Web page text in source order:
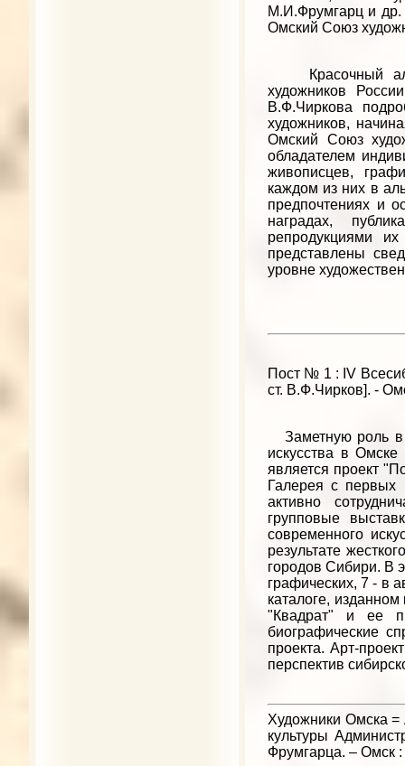
М.И.Фрумгарц и др.
Омский Союз
Красочный
художников
В.Ф.Чиркова
художников,
Омский Союз
обладателем
живописцев,
каждом из них в
предпочтениях и
наградах,
репродукциями
представлены
уровне
Пост № 1 : IV
ст. В.Ф.Чирков]. -
Заметную роль в
искусства в
является проект
Галерея с первых
активно
групповые
современного
результате
городов Сибири. В
графических, 7 - в
каталоге,
"Квадрат" и ее
биографические
проекта. Арт-
перспектив
Художники Омска =
культуры
Фрумгарца. – Омск